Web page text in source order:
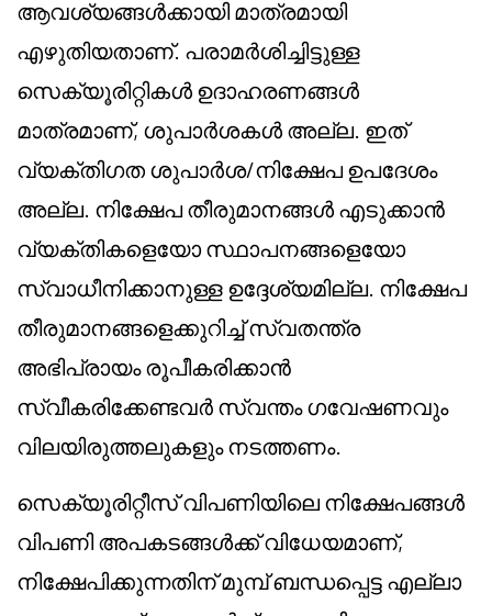
ആവശ്യങ്ങൾക്കായി മാത്രമായി
എഴുതിയതാണ്. പരാമർശിച്ചിട്ടുള്ള
സെക്യൂരിറ്റികൾ ഉദാഹരണങ്ങൾ
മാത്രമാണ്, ശുപാർശകൾ അല്ല. ഇത്
വ്യക്തിഗത ശുപാർശ/നിക്ഷേപ ഉപദേശം
അല്ല. നിക്ഷേപ തീരുമാനങ്ങൾ എടുക്കാൻ
വ്യക്തികളെയോ സ്ഥാപനങ്ങളെയോ
സ്വാധീനിക്കാനുള്ള ഉദ്ദേശ്യമില്ല. നിക്ഷേപ
തീരുമാനങ്ങളെക്കുറിച്ച് സ്വതന്ത്ര
അഭിപ്രായം രൂപീകരിക്കാൻ
സ്വീകരിക്കേണ്ടവർ സ്വന്തം ഗവേഷണവും
വിലയിരുത്തലുകളും നടത്തണം.
സെക്യൂരിറ്റീസ് വിപണിയിലെ നിക്ഷേപങ്ങൾ
വിപണി അപകടങ്ങൾക്ക് വിധേയമാണ്,
നിക്ഷേപിക്കുന്നതിന് മുമ്പ് ബന്ധപ്പെട്ട എല്ലാ